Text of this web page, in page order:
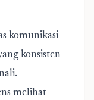
komunikasi
konsisten
melihat